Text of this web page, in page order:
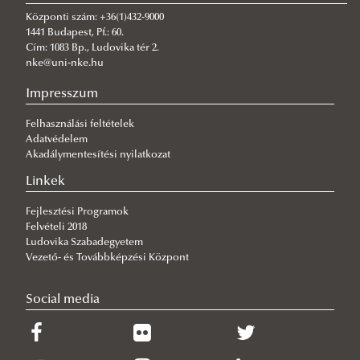
Hivatásos Kisokos
Civil Kisokos
Bizottságok
Hirdetmények
Központi szám: +36(1)432-9000
1441 Budapest, Pf.: 60.
Cím: 1083 Bp., Ludovika tér 2.
nke@uni-nke.hu
Impresszum
Felhasználási feltételek
Adatvédelem
Akadálymentesítési nyilatkozat
Linkek
Fejlesztési Programok
Felvételi 2018
Ludovika Szabadegyetem
Vezető- és Továbbképzési Központ
Social media